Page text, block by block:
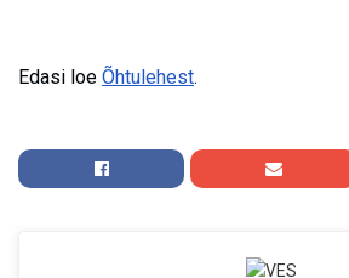
Edasi loe Õhtulehest.